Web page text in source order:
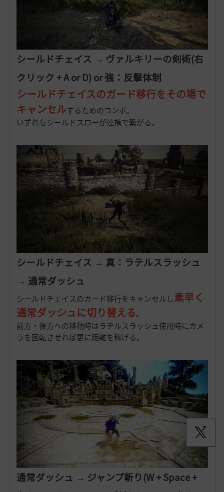
シールドチェイス → ヴァルキリーの剣術(右
クリック + A or D) or 強：反撃体制
シールドチェイスのガード移行をその場で
キャンセルするためのコンボ。
いずれもシールドスローが連携で繋がる。
シールドチェイス → 真：ラテルスラッシュ
→ 通常ダッシュ
シールドチェイスのガード移行をキャンセルし素早く
通常ダッシュに切り替える。
前方・後方への移動時はラテルスラッシュ使用時にカメ
ラを回転させれば更に距離を稼げる。
通常ダッシュ → ジャンプ斬り(W + Space +